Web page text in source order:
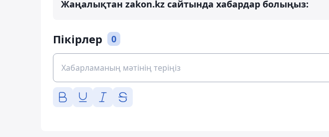
Жаңалықтан zakon.kz сайтында хабардар болыңыз:
Пікірлер 0